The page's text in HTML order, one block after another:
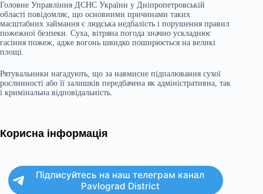
Головне Управління ДСНС України у Дніпропетровській
області повідомляє, що основними причинами таких
масштабних займання є людська недбалість і порушення правил
пожежної безпеки. Суха, вітряна погода значно ускладнює
гасіння пожеж, адже вогонь швидко поширюється на великі
площі.
Рятувальники нагадують, що за навмисне підпалювання сухої
рослинності або її залишків передбачена як адміністративна, так
і кримінальна відповідальність.
Корисна інформація
Підписуйтесь на наш телеграм канал
Pavlograd District